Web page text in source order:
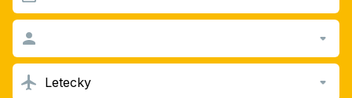
Letecky